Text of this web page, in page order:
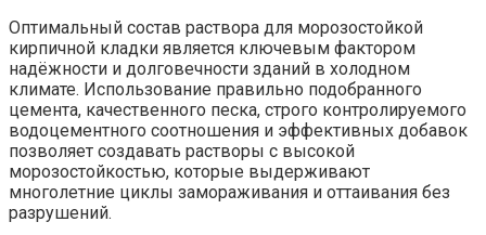
Оптимальный состав раствора для морозостойкой
кирпичной кладки является ключевым фактором
надёжности и долговечности зданий в холодном
климате. Использование правильно подобранного
цемента, качественного песка, строго контролируемого
водоцементного соотношения и эффективных добавок
позволяет создавать растворы с высокой
морозостойкостью, которые выдерживают
многолетние циклы замораживания и оттаивания без
разрушений.